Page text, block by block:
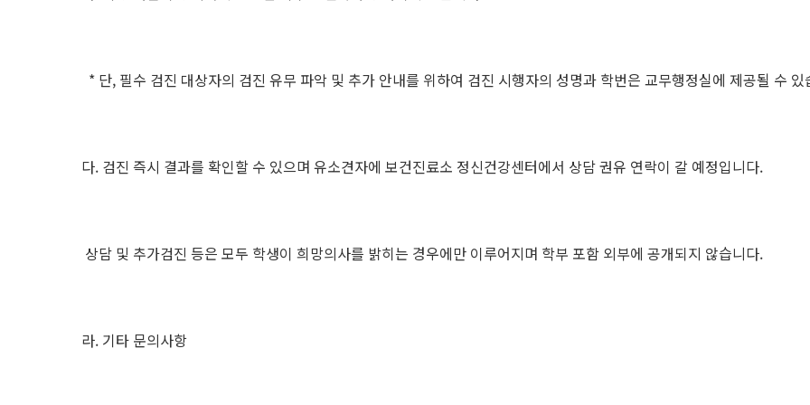
* 단, 필수 검진 대상자의 검진 유무 파악 및 추가 안내를 위하여 검진 시행자의 성명과 학번은 교무행정실에 제공될 수 있
다. 검진 즉시 결과를 확인할 수 있으며 유소견자에 보건진료소 정신건강센터에서 상담 권유 연락이 갈 예정입니다.
상담 및 추가검진 등은 모두 학생이 희망의사를 밝히는 경우에만 이루어지며 학부 포함 외부에 공개되지 않습니다.
라. 기타 문의사항